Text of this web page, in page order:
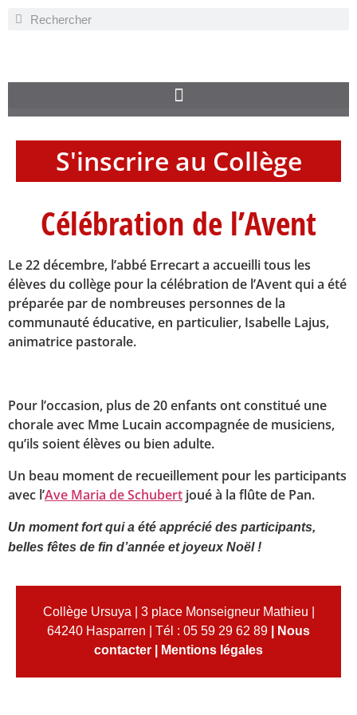
S'inscrire au Collège
Célébration de l’Avent
Le 22 décembre, l’abbé Errecart a accueilli tous les
élèves du collège pour la célébration de l’Avent qui a été
préparée par de nombreuses personnes de la
communauté éducative, en particulier, Isabelle Lajus,
animatrice pastorale.
Pour l’occasion, plus de 20 enfants ont constitué une
chorale avec Mme Lucain accompagnée de musiciens,
qu’ils soient élèves ou bien adulte.
Un beau moment de recueillement pour les participants
avec l’Ave Maria de Schubert joué à la flûte de Pan.
Un moment fort qui a été apprécié des participants,
belles fêtes de fin d’année et joyeux Noël !
Collège Ursuya | 3 place Monseigneur Mathieu |
64240 Hasparren | Tél : 05 59 29 62 89
Nous
contacter
Mentions légales